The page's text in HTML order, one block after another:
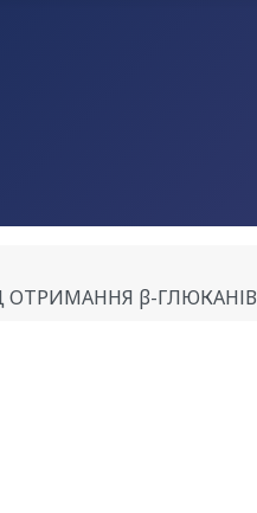
β-ГЛЮКАНІВ З